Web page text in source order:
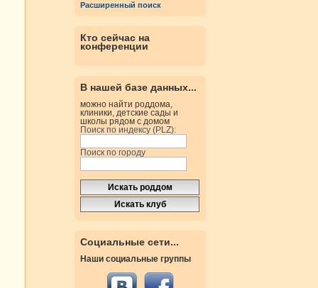
Расширенный поиск
Кто сейчас на
конференции
В нашей базе данных...
можно найти роддома,
клиники, детские сады и
школы рядом с домом
Поиск по индексу (PLZ):
Поиск по городу
Социальные сети...
Наши социальные группы